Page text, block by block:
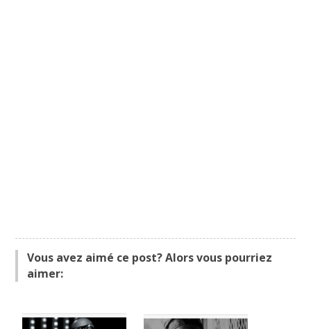
Vous avez aimé ce post? Alors vous pourriez
aimer: